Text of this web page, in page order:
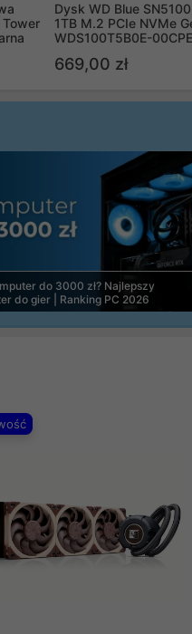
Tower
Dysk WD Blue SN5100
1TB M.2 PCIe NVMe
WDS100T5B0E-
669,00 zł
do 3000 zł? Najlepszy
do gier | Ranking PC 2026